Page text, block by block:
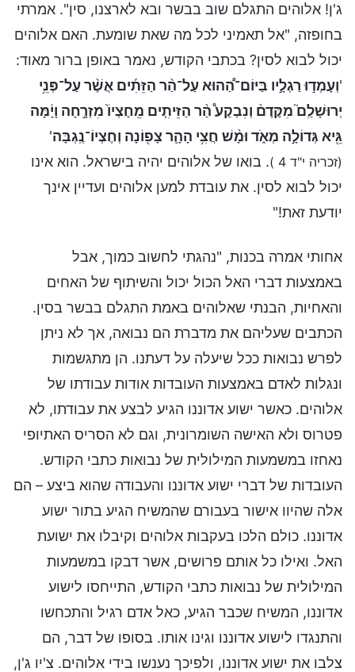
ג'ן! אלוהים התגלם שוב בבשר ובא לארצנו, סין". אמרתי
בחופזה, "אל תאמיני לכל מה שאת שומעת. האם אלוהים
יכול לבוא לסין? בכתבי הקודש, נאמר באופן ברור מאוד:
'וְעָמְד֣וּ רַגְלָ֣יו בַּיּוֹם־הַ֠הוּא עַל־הַ֨ר הַזֵּתִ֜ים אֲשֶׁ֨ר עַל־פְּנֵ֥י
יְרוּשָׁלִַם֮ מִקֶּדֶם֒ וְנִבְקַע֩ הַ֨ר הַזֵּיתִ֤ים מֵֽחֶצְיוֹ֙ מִזְרָ֣חָה וָיָ֔מָּה
גֵּ֖יא גְּדוֹלָ֣ה מְאֹ֑ד וּמָ֨שׁ חֲצִ֥י הָהָ֛ר צָפ֖וֹנָה וְחֶצְיוֹ־נֶֽגְבָּה'
(זכריה י"ד 4 )
. בואו של אלוהים יהיה בישראל. הוא אינו
יכול לבוא לסין. את עובדת למען אלוהים ועדיין אינך
יודעת זאת!"
אחותי אמרה בכנות, "נהגתי לחשוב כמוך, אבל
באמצעות דברי האל הכול יכול והשיתוף של האחים
והאחיות, הבנתי שאלוהים באמת התגלם בבשר בסין.
הכתבים שעליהם את מדברת הם נבואה, אך לא ניתן
לפרש נבואות ככל שיעלה על דעתנו. הן מתגשמות
ונגלות לאדם באמצעות העובדות אודות עבודתו של
אלוהים. כאשר ישוע אדוננו הגיע לבצע את עבודתו, לא
פטרוס ולא האישה השומרונית, וגם לא הסריס האתיופי
נאחזו במשמעות המילולית של נבואות כתבי הקודש.
העובדות של דברי ישוע אדוננו והעבודה שהוא ביצע – הם
אלה שהיוו אישור בעבורם שהמשיח הגיע בתור ישוע
אדוננו. כולם הלכו בעקבות אלוהים וקיבלו את ישועת
האל. ואילו כל אותם פרושים, אשר דבקו במשמעות
המילולית של נבואות כתבי הקודש, התייחסו לישוע
אדוננו, המשיח שכבר הגיע, כאל אדם רגיל והתכחשו
והתנגדו לישוע אדוננו וגינו אותו. בסופו של דבר, הם
צלבו את ישוע אדוננו, ולפיכך נענשו בידי אלוהים. צ'יו ג'ן,